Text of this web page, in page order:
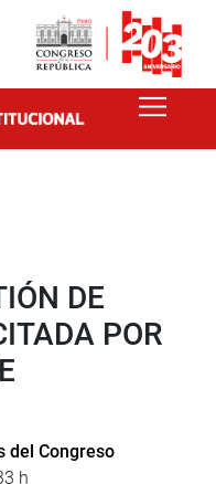
DE
POR
del Congreso
h